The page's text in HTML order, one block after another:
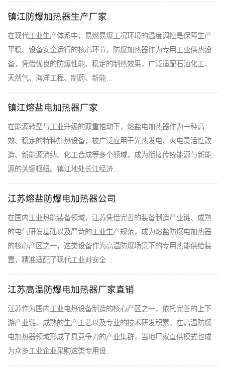
镇江防爆加热器生产厂家
在现代工业生产体系中，易燃易爆工况环境的温度调控是保障生产
平稳、设备安全运行的核心环节，防爆加热器作为专用工业供热设
备，凭借优良的防爆性能、稳定的制热效果，广泛适配石油化工、
天然气、海洋工程、制药、新能…
镇江熔盐电加热器厂家
在能源转型与工业升级的双重推动下，熔盐电加热器作为一种高
效、稳定的特种加热设备，被广泛应用于光热发电、火电灵活性改
造、新能源消纳、化工合成等多个领域，成为衔接传统能源与新能
源的关键枢纽。镇江地处长江经济…
江苏熔盐防爆电加热器公司
在国内工业热能装备领域，江苏凭借完善的装备制造产业链、成熟
的电气研发基础以及严苛的工业生产规范，成为熔盐防爆电加热器
的核心产区之一，这类设备作为高温防爆场景下的专用热能供给装
置，精准适配了现代工业对安全…
江苏高温防爆电加热器厂家直销
江苏作为国内工业电热设备制造的核心产区之一，依托完善的上下
游产业链、成熟的生产工艺以及专业的技术研发积累，在高温防爆
电加热器领域形成了具竞争力的产业集群，当地厂家直供模式也成
为众多工业企业采购这类专用设…